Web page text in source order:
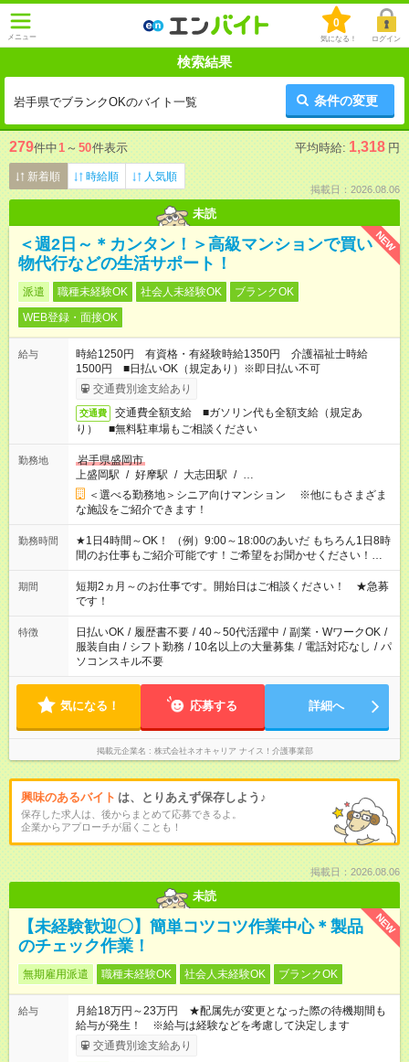
メニュー
0
気になる！ ログイン
検索結果
岩手県でブランクOKのバイト一覧 条件の変更
279件中1 ～ 50件表示 平均時給: 1,318 円
新着順 時給順 人気順
掲載日：2026.08.06
未読
NEW
＜週2日～＊カンタン！＞高級マンションで買い
物代行などの生活サポート！
派遣 職種未経験OK 社会人未経験OK
ブランクOK
WEB登録・面接OK
給与
時給1250円 有資格・有経験時給1350円 介護福祉士時給
1500円 ■日払いOK（規定あり）※即日払い不可
交通費別途支給あり
交通費
交通費全額支給 ■ガソリン代も全額支給（規定あ
り） ■無料駐車場もご相談ください
勤務地
岩手県盛岡市
上盛岡駅 / 好摩駅 / 大志田駅 / …
＜選べる勤務地＞シニア向けマンション ※他にもさまざま
な施設をご紹介できます！
勤務時間
★1日4時間～OK！ （例）9:00～18:00のあいだ もちろん1日8時
間のお仕事もご紹介可能です！ご希望をお聞かせください！★家
庭の都合でお休みが必要な場合も遠慮なくご相談ください。 ※
週最低15時間以上の勤務が必要です
期間
短期2ヵ月～のお仕事です。開始日はご相談ください！ ★急募
です！
特徴 日払いOK / 履歴書不要 / 40～50代活躍中 / 副業・WワークOK /
服装自由 / シフト勤務 / 10名以上の大量募集 / 電話対応なし / パ
ソコンスキル不要
気になる！ 応募する 詳細へ
掲載元企業名 株式会社ネオキャリア ナイス！介護事業部
興味のあるバイト は、とりあえず保存しよう♪
保存した求人は、後からまとめて応募できるよ。
企業からアプローチが届くことも！
掲載日：2026.08.06
未読
NEW
【未経験歓迎〇】簡単コツコツ作業中心＊製品
のチェック作業！
無期雇用派遣 職種未経験OK 社会人未経験OK ブランクOK
給与
月給18万円～23万円 ★配属先が変更となった際の待機期間も
給与が発生！ ※給与は経験などを考慮して決定します
交通費別途支給あり